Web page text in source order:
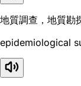
地質調查，地質勘
epidemiological